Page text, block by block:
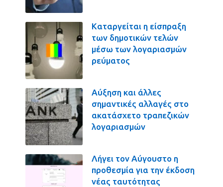
Καταργείται η είσπραξη
των δημοτικών τελών
μέσω των λογαριασμών
ρεύματος
Αύξηση και άλλες
σημαντικές αλλαγές στο
ακατάσχετο τραπεζικών
λογαριασμών
Λήγει τον Αύγουστο η
προθεσμία για την έκδοση
νέας ταυτότητας